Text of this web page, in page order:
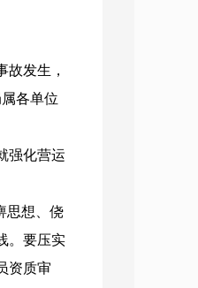
发生，
各单位
强化营运
思想、侥
。要压实
资质审